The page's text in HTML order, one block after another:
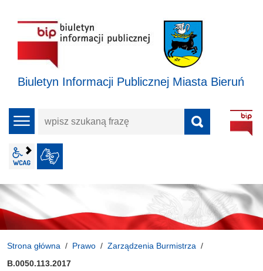
Biuletyn Informacji Publicznej Miasta Bieruń
menu
wpisz
frazę
wcag2.1
Strona główna Prawo
Zarządzenia Burmistrza
B.0050.113.2017